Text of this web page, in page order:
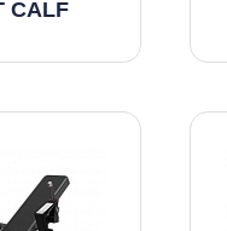
CALF